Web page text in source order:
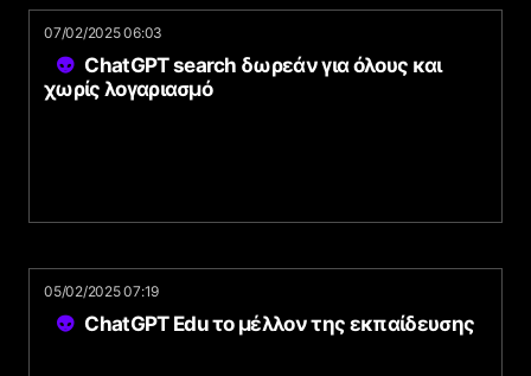
07/02/2025 06:03
ChatGPT search δωρεάν για όλους και
χωρίς λογαριασμό
05/02/2025 07:19
ChatGPT Edu το μέλλον της εκπαίδευσης